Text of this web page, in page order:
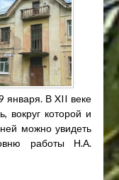
января. В XII веке
вокруг которой и
можно увидеть
работы Н.А.